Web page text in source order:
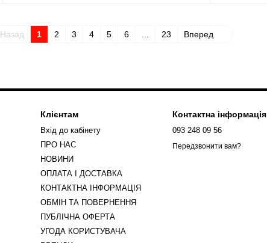
Назад 1 2 3 4 5 6 23 Вперед
Клієнтам
Вхід до кабінету
ПРО НАС
НОВИНИ
ОПЛАТА І ДОСТАВКА
КОНТАКТНА ІНФОРМАЦІЯ
ОБМІН ТА ПОВЕРНЕННЯ
ПУБЛІЧНА ОФЕРТА
УГОДА КОРИСТУВАЧА
Контактна інформація
093 248 09 56
Передзвонити вам?